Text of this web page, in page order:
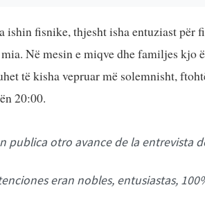
ishin fisnike, thjesht isha entuziast për
Në mesin e miqve dhe familjes kjo
të kisha vepruar më solemnisht,
20:00.
publica otro avance de la entrevista
eran nobles, entusiastas,